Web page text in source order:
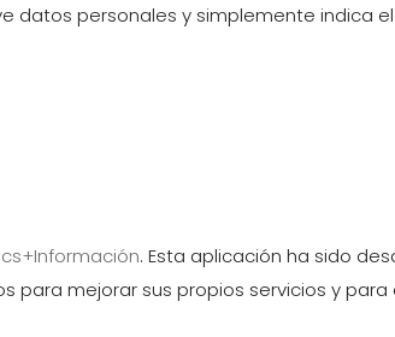
datos personales y simplemente indica
+Información. Esta aplicación ha sido
para mejorar sus propios servicios y